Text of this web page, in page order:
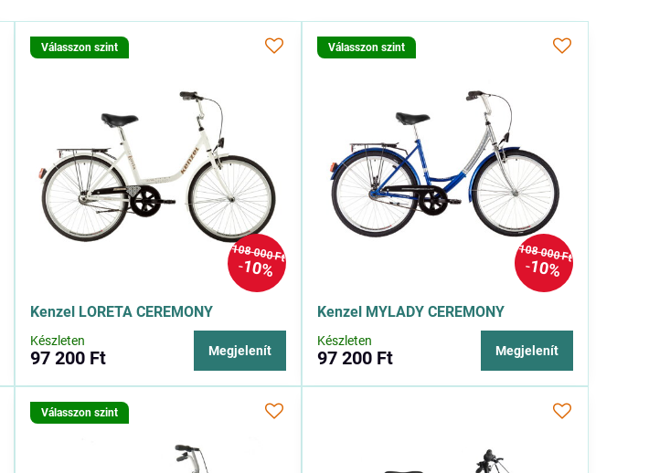
108 000 Ft
10%
Válasszon szint
Kenzel LORETA CEREMONY
Készleten
97 200 Ft Megjelenít
108 000 Ft
10%
Válasszon szint
Kenzel MYLADY CEREMONY
Készleten
97 200 Ft Megjelenít
Válasszon szint